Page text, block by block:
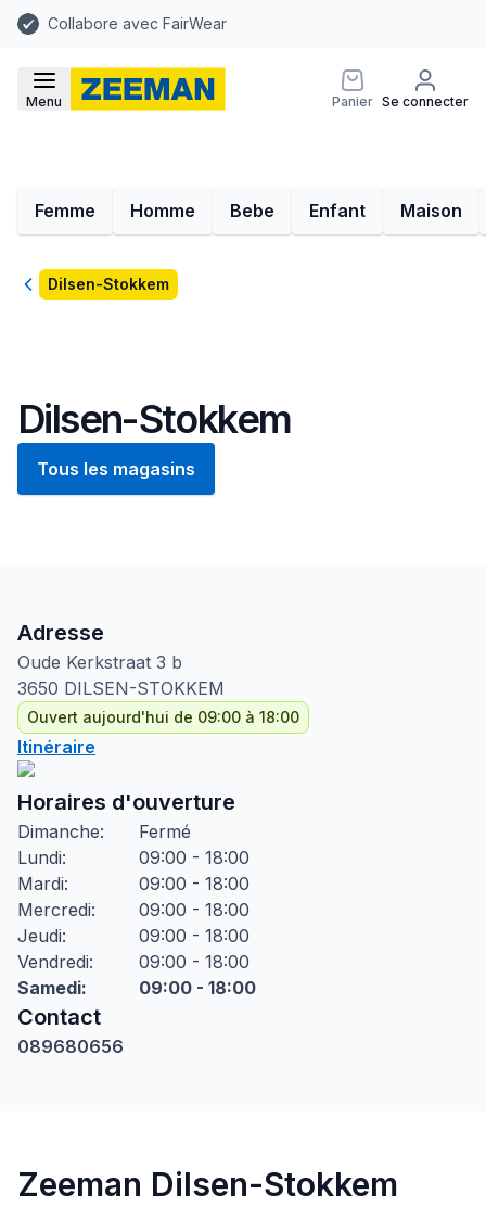
Collabore avec FairWear
Menu Panier Se connecter
Femme Homme Bebe Enfant Maison
RetourDilsen-Stokkem
Dilsen-Stokkem
Tous les magasins
Adresse
Oude Kerkstraat 3 b
3650 DILSEN-STOKKEM
Ouvert aujourd'hui de 09:00 à 18:00
Itinéraire
Horaires d'ouverture
Dimanche:
Fermé
Lundi:
09:00 - 18:00
Mardi:
09:00 - 18:00
Mercredi:
09:00 - 18:00
Jeudi:
09:00 - 18:00
Vendredi:
09:00 - 18:00
Samedi: 09:00 - 18:00
Contact
089680656
Zeeman Dilsen-Stokkem